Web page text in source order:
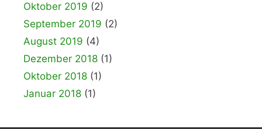
Oktober 2019 (2)
September 2019 (2)
August 2019 (4)
Dezember 2018 (1)
Oktober 2018 (1)
Januar 2018 (1)